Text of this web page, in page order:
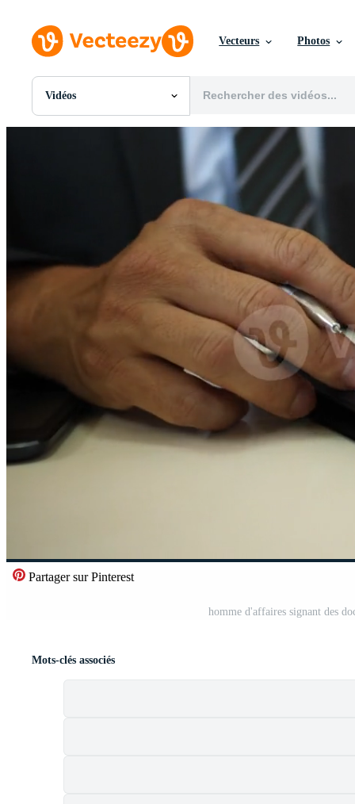
Vecteurs Photos
Vidéos
Toutes Images
Motion graphics
Images Éditoriales
Partager sur Pinterest
homme d'affaires signant des
Mots-clés associés